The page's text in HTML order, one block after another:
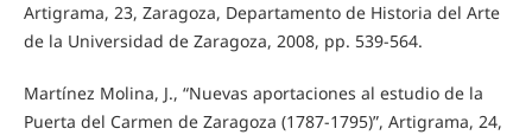
Artigrama, 23, Zaragoza, Departamento de Historia del Arte
de la Universidad de Zaragoza, 2008, pp. 539-564.
Martínez Molina, J., “Nuevas aportaciones al estudio de la
Puerta del Carmen de Zaragoza (1787-1795)”, Artigrama, 24,